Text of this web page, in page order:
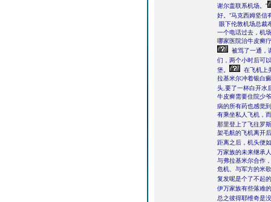
谢尔盖联系机场。”
好。”马克西姆坚信
眼下伦敦机场总裁
一个电话过去，机
哪家医院治牛皮癣
被骂了一通，
们，两个小时后可
堡。
在飞机上
拉基米尔冲着银白
头,要了一杯白开水
牛皮癣需要住院少
病的所有药也感觉
有乘坐私人飞机，
那里登上了飞往罗
架毛航的飞机离开
距离之后，机头便
万家族的未来继承
与弗拉基米尔合作
危机、与军方的米
复发呢是个了不起
伊万家族有些落难
总之彼得耶维奇是